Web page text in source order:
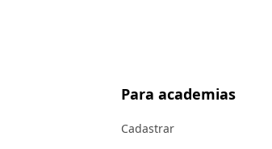
Para academias
Cadastrar